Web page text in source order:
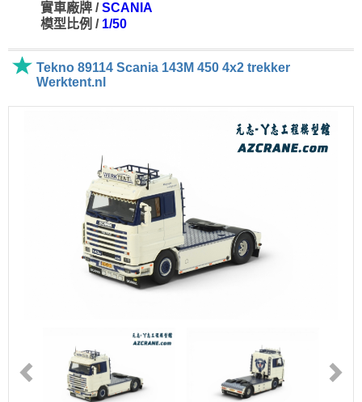
實車廠牌 /SCANIA
模型比例 / 1/50
Tekno 89114 Scania 143M 450 4x2 trekker
Werktent.nl